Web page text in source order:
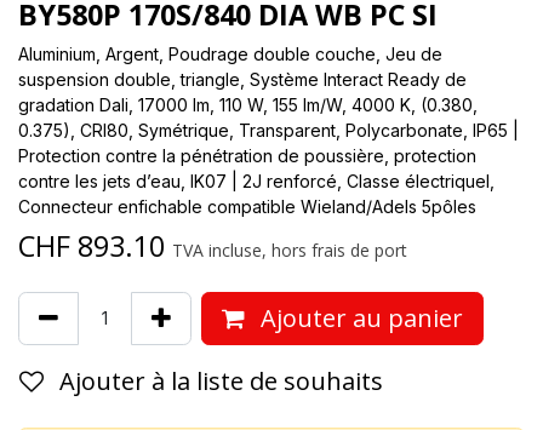
BY580P 170S/840 DIA WB PC SI
Aluminium, Argent, Poudrage double couche, Jeu de
suspension double, triangle, Système Interact Ready de
gradation Dali, 17000 lm, 110 W, 155 lm/W, 4000 K, (0.380,
0.375), CRI80, Symétrique, Transparent, Polycarbonate, IP65 |
Protection contre la pénétration de poussière, protection
contre les jets d’eau, IK07 | 2J renforcé, Classe électriqueI,
Connecteur enfichable compatible Wieland/Adels 5pôles
CHF 893.10 TVA incluse, hors frais de port
Ajouter au panier
Ajouter à la liste de souhaits